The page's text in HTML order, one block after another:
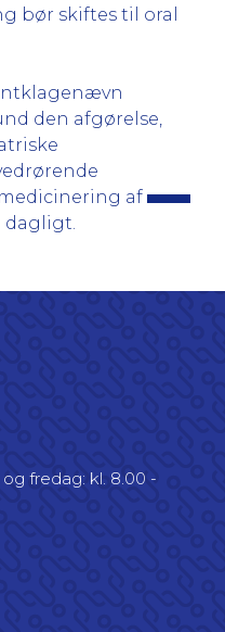
bør skiftes til oral
den afgørelse,
af
dagligt.
fredag: kl. 8.00 -